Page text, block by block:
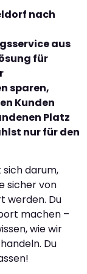
nach
aus
für
sparen,
Kunden
Platz
nur für den
darum,
sicher von
werden. Du
machen –
wie wir
Du